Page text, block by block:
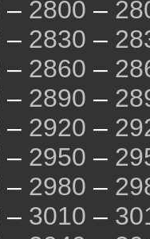
– 2800 –
– 2830 –
– 2860 –
– 2890 –
– 2920 –
– 2950 –
– 2980 –
– 3010 –